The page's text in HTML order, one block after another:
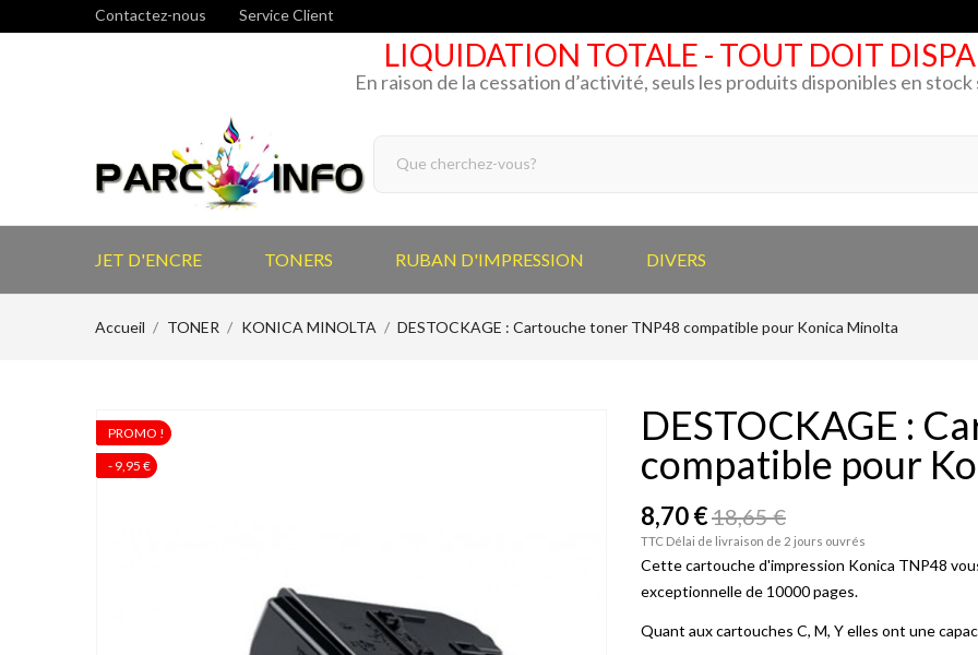
Contactez-nous Service Client
LIQUIDATION TOTALE - TOUT DOIT
En raison de la cessation d’activité, seuls les produits disponibles en
JET D'ENCRE TONERS RUBAN D'IMPRESSION DIVERS
Accueil TONER KONICA MINOLTA DESTOCKAGE : Cartouche toner TNP48 compatible pour Konica Minolta
PROMO !
- 9,95 €
PROMO !
- 9,95 €
DESTOCKAGE :
compatible pour
8,70 €18,65 €
TTC Délai de livraison de 2 jours ouvrés
Cette cartouche d'impression Konica TNP48
exceptionnelle de 10000 pages.
Quant aux cartouches C, M, Y elles ont une